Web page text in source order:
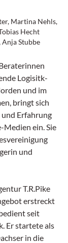
Martina Nehls,
Hecht
Anja Stubbe
Logisitk-
und im
bringt sich
Erfahrung
ein. Sie
und
T.R.Pike
erstreckt
seit
Er startete als
in die